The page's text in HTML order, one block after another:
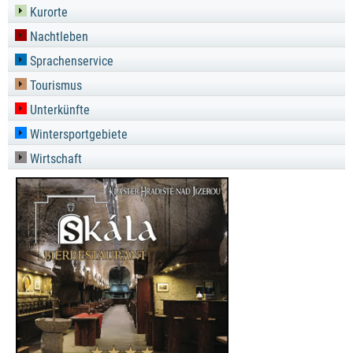
Kurorte
Nachtleben
Sprachenservice
Tourismus
Unterkünfte
Wintersportgebiete
Wirtschaft